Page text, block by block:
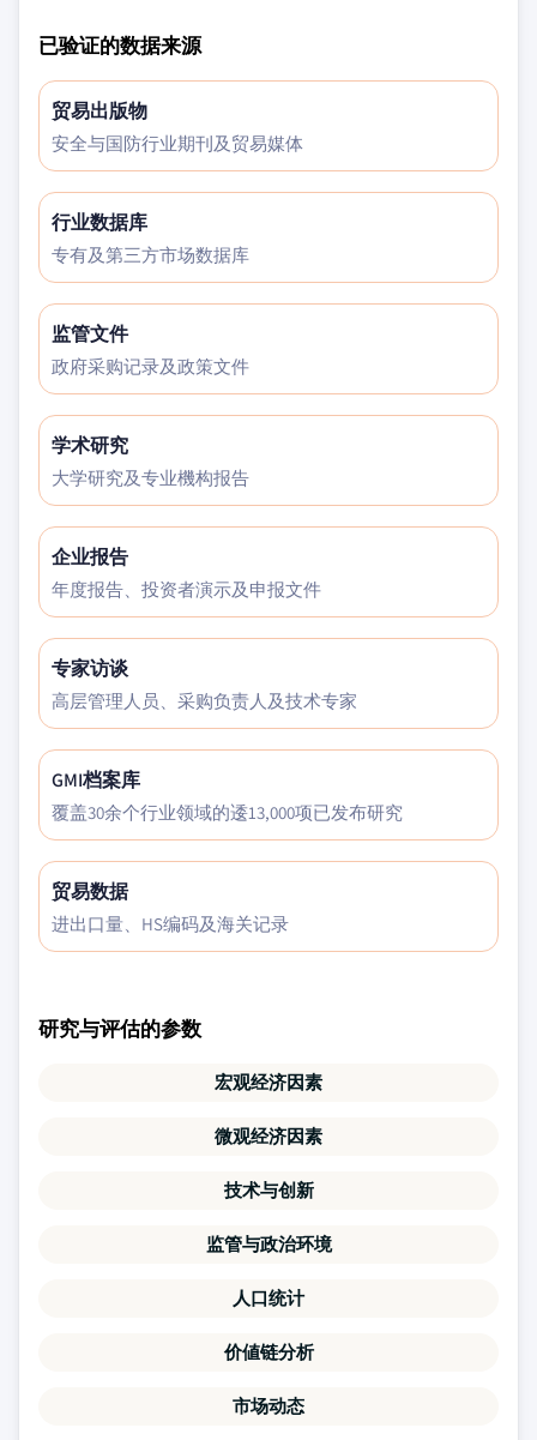
已验证的数据来源
贸易出版物
安全与国防行业期刊及贸易媒体
行业数据库
专有及第三方市场数据库
监管文件
政府采购记录及政策文件
学术研究
大学研究及专业機构报告
企业报告
年度报告、投资者演示及申报文件
专家访谈
高层管理人员、采购负责人及技术专家
GMI档案库
覆盖30余个行业领域的逶13,000项已发布研究
贸易数据
进出口量、HS编码及海关记录
研究与评估的参数
宏观经济因素
微观经济因素
技术与创新
监管与政治环境
人口统计
价値链分析
市场动态